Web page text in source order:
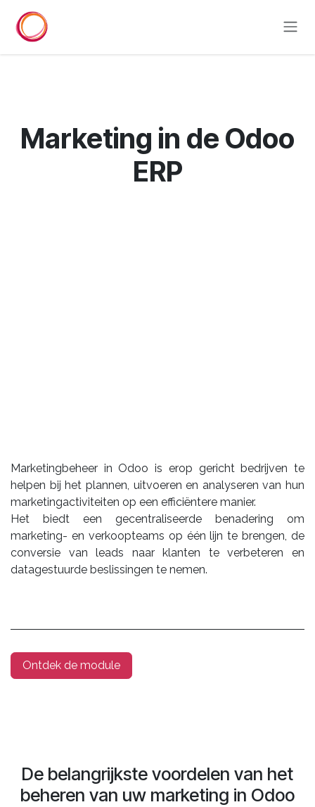
Marketing in de Odoo
ERP
Marketingbeheer in Odoo is erop gericht bedrijven te
helpen bij het plannen, uitvoeren en analyseren van hun
marketingactiviteiten op een efficiëntere manier.
Het biedt een gecentraliseerde benadering om
marketing- en verkoopteams op één lijn te brengen, de
conversie van leads naar klanten te verbeteren en
datagestuurde beslissingen te nemen.
Ontdek de module
De belangrijkste voordelen van het
beheren van uw marketing in Odoo